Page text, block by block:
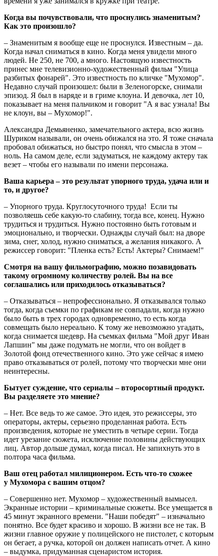
Когда вы почувствовали, что проснулись знаменитым?
Как это произошло?
– Знаменитым я вообще еще не проснулся. Известным – да.
Когда начал сниматься в кино. Когда меня увидели много
людей. Не 250, не 700, а много. Настоящую известность
принес мне телевизионно-художественный фильм "Улица
разбитых фонарей". Это известность по кличке "Мухомор".
Недавно случай произошел: были в Зеленогорске, снимали
эпизод. Я был в наряде и в гриме клоуна. И девочка, лет 10,
показывает на меня пальчиком и говорит "А я вас узнала! Вы
не клоун, вы – Мухомор!".
Александра Демьяненко, замечательного актера, всю жизнь
Шуриком называли, он очень обижался на это. Я тоже сначала
пробовал обижаться, но быстро понял, что смысла в этом –
ноль. На самом деле, если задуматься, не каждому актеру так
везет – чтобы его называли по имени персонажа.
Ваша карьера – это результат упорного труда, удача или и
то, и другое?
– Упорного труда. Круглосуточного труда! Если ты
позволяешь себе какую-то слабину, тогда все, конец. Нужно
трудиться и трудиться. Нужно постоянно быть готовым и
эмоционально, и творчески. Однажды случай был: на дворе
зима, снег, холод, нужно сниматься, а желания никакого. А
режиссер говорит: "Пленка есть? Есть! Актеры? Снимаем!"
Смотря на вашу фильмографию, можно позавидовать
такому огромному количеству ролей. Вы на все
соглашались или приходилось отказываться?
– Отказываться – непрофессионально. Я отказывался только
тогда, когда съемки по графикам не совпадали, когда нужно
было быть в трех городах одновременно, то есть когда
совмещать было нереально. К тому же невозможно угадать,
когда снимается шедевр. На съемках фильма "Мой друг Иван
Лапшин" мы даже подумать не могли, что он войдет в
Золотой фонд отечественного кино. Это уже сейчас я имею
право отказываться от ролей, потому что творчески мне они
неинтересны.
Бытует суждение, что сериалы – второсортный продукт.
Вы разделяете это мнение?
– Нет. Все ведь то же самое. Это идея, это режиссеры, это
операторы, актеры, серьезно проделанная работа. Есть
произведения, которые не уместить в четыре серии. Тогда
идет урезание сюжета, исключение половины действующих
лиц. Автор дольше думал, когда писал. Не запихнуть это в
полтора часа фильма.
Ваш отец работал милиционером. Есть что-то схожее
у Мухомора с вашим отцом?
– Совершенно нет. Мухомор – художественный вымысел.
Экранные истории – криминальные сюжеты. Все умещается в
45 минут экранного времени. "Наши победят" – изначально
понятно. Все будет красиво и хорошо. В жизни все не так. В
жизни главное оружие у полицейского не пистолет, с которым
он бегает, а ручка, которой он должен написать отчет. А кино
– выдумка, придуманная сценаристом история.